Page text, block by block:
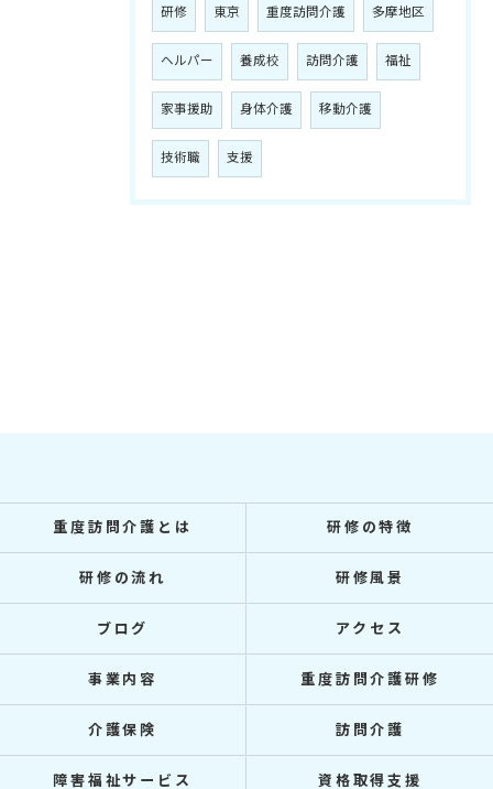
研修 東京 重度訪問介護 多摩地区
ヘルパー 養成校 訪問介護 福祉
家事援助 身体介護 移動介護
技術職 支援
重度訪問介護とは 研修の特徴
研修の流れ 研修風景
ブログ アクセス
事業内容 重度訪問介護研修
介護保険 訪問介護
障害福祉サービス 資格取得支援